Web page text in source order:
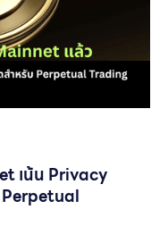
เน้น Privacy
Perpetual